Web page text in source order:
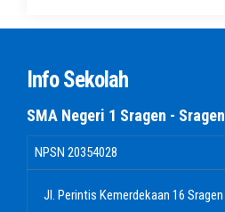
Info Sekolah
SMA Negeri 1 Sragen - Sragen
NPSN 20354028
Jl. Perintis Kemerdekaan 16 Sragen